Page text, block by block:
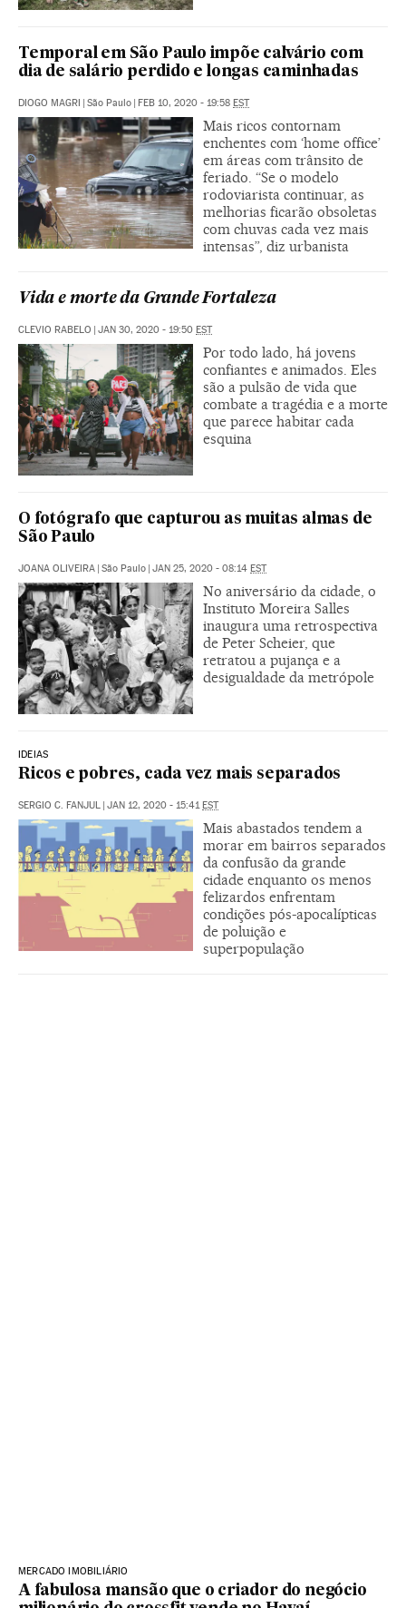
Temporal em São Paulo impõe calvário com
dia de salário perdido e longas caminhadas
DIOGO MAGRI | São Paulo | FEB 10, 2020 - 19:58 EST
Mais ricos contornam
enchentes com ‘home office’
em áreas com trânsito de
feriado. “Se o modelo
rodoviarista continuar, as
melhorias ficarão obsoletas
com chuvas cada vez mais
intensas”, diz urbanista
Vida e morte da Grande Fortaleza
CLEVIO RABELO | JAN 30, 2020 - 19:50 EST
Por todo lado, há jovens
confiantes e animados. Eles
são a pulsão de vida que
combate a tragédia e a morte
que parece habitar cada
esquina
O fotógrafo que capturou as muitas almas de
São Paulo
JOANA OLIVEIRA | São Paulo | JAN 25, 2020 - 08:14 EST
No aniversário da cidade, o
Instituto Moreira Salles
inaugura uma retrospectiva
de Peter Scheier, que
retratou a pujança e a
desigualdade da metrópole
IDEIAS
Ricos e pobres, cada vez mais separados
SERGIO C. FANJUL | JAN 12, 2020 - 15:41EST
Mais abastados tendem a
morar em bairros separados
da confusão da grande
cidade enquanto os menos
felizardos enfrentam
condições pós-apocalípticas
de poluição e
superpopulação
MERCADO IMOBILIÁRIO
A fabulosa mansão que o criador do negócio